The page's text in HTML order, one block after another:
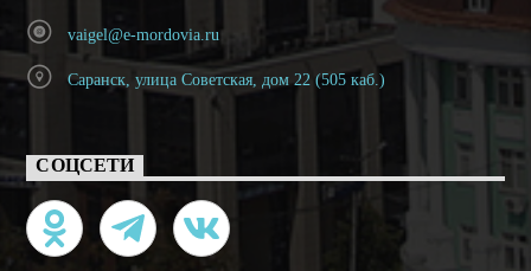
vaigel@e-mordovia.ru
Саранск, улица Советская, дом 22 (505 каб.)
СОЦСЕТИ